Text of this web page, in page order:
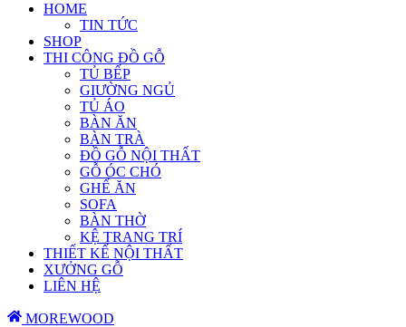
HOME
TIN TỨC
SHOP
THI CÔNG ĐỒ GỖ
TỦ BẾP
GIƯỜNG NGỦ
TỦ ÁO
BÀN ĂN
BÀN TRÀ
ĐỒ GỖ NỘI THẤT
GỖ ÓC CHÓ
GHẾ ĂN
SOFA
BÀN THỜ
KỆ TRANG TRÍ
THIẾT KẾ NỘI THẤT
XƯỞNG GỖ
LIÊN HỆ
MOREWOOD